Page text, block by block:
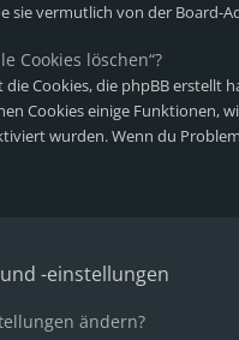
sie vermutlich von der Board-
Cookies löschen“?
die Cookies, die phpBB
Cookies einige Funktionen,
wurden. Wenn du
-einstellungen
ändern?